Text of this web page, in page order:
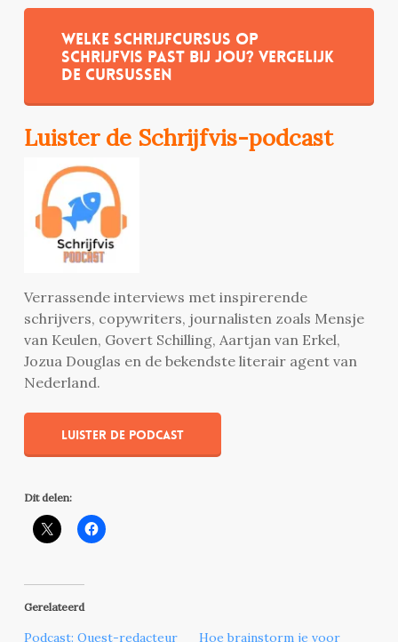
Welke schrijfcursus op
Schrijfvis past bij jou? Vergelijk
de cursussen
Luister de Schrijfvis-podcast
Verrassende interviews met inspirerende
schrijvers, copywriters, journalisten zoals Mensje
van Keulen, Govert Schilling, Aartjan van Erkel,
Jozua Douglas en de bekendste literair agent van
Nederland.
Luister de podcast
Dit delen:
Gerelateerd
Podcast: Quest-redacteur
Hoe brainstorm je voor